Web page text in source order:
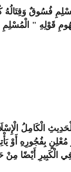
فُسُوقٌ وَقِتَالُهُ
قَوْلِهِ "
الْكَامِلُ
أَوْ يَأْتِي
فِي الْكَبِيرِ أَيْضًا